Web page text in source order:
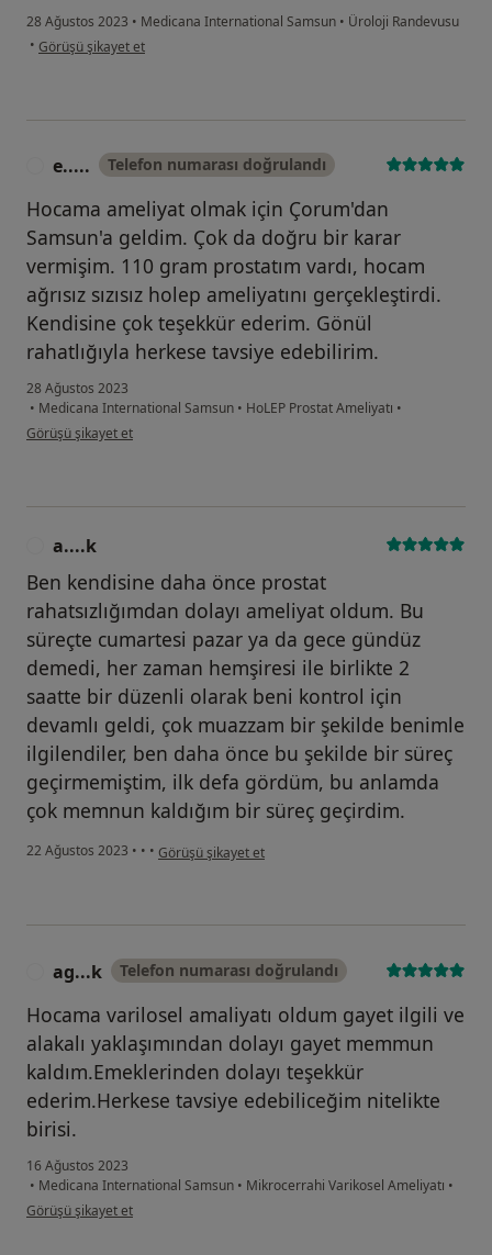
28 Ağustos 2023 • Medicana International Samsun • Üroloji Randevusu
• kullanıcının görüşüne göre m.....
Görüşü şikayet et
e..... Telefon numarası doğrulandı
Hocama ameliyat olmak için Çorum'dan
Samsun'a geldim. Çok da doğru bir karar
vermişim. 110 gram prostatım vardı, hocam
ağrısız sızısız holep ameliyatını gerçekleştirdi.
Kendisine çok teşekkür ederim. Gönül
rahatlığıyla herkese tavsiye edebilirim.
28 Ağustos 2023
• Medicana International Samsun • HoLEP Prostat Ameliyatı •
kullanıcının görüşüne göre e.....
Görüşü şikayet et
a....k
Ben kendisine daha önce prostat
rahatsızlığımdan dolayı ameliyat oldum. Bu
süreçte cumartesi pazar ya da gece gündüz
demedi, her zaman hemşiresi ile birlikte 2
saatte bir düzenli olarak beni kontrol için
devamlı geldi, çok muazzam bir şekilde benimle
ilgilendiler, ben daha önce bu şekilde bir süreç
geçirmemiştim, ilk defa gördüm, bu anlamda
çok memnun kaldığım bir süreç geçirdim.
22 Ağustos 2023 • • • kullanıcının görüşüne göre a....k
Görüşü şikayet et
ag...k Telefon numarası doğrulandı
Hocama varilosel amaliyatı oldum gayet ilgili ve
alakalı yaklaşımından dolayı gayet memmun
kaldım.Emeklerinden dolayı teşekkür
ederim.Herkese tavsiye edebiliceğim nitelikte
birisi.
16 Ağustos 2023
• Medicana International Samsun • Mikrocerrahi Varikosel Ameliyatı •
kullanıcının görüşüne göre ag...k
Görüşü şikayet et